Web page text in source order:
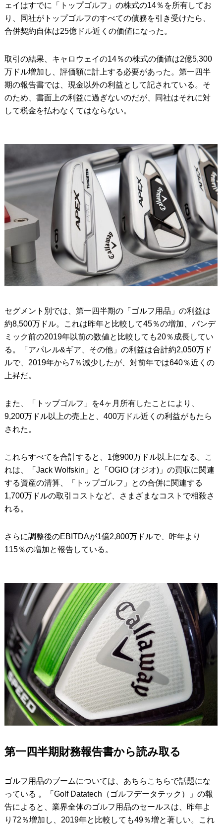
ェイはすでに「トップゴルフ」の株式の14％を所有してお
り、同社がトップゴルフのすべての債務を引き受けたら、
合併契約自体は25億ドル近くの価値になった。
取引の結果、キャロウェイの14％の株式の価値は2億5,300
万ドル増加し、評価額に計上する必要があった。第一四半
期の報告書では、現金以外の利益として記されている。そ
のため、書面上の利益に過ぎないのだが、同社はそれに対
して税金を払わなくてはならない。
セグメント別では、第一四半期の「ゴルフ用品」の利益は
約8,500万ドル。これは昨年と比較して45％の増加、パンデ
ミック前の2019年以前の数値と比較しても20％成長してい
る。「アパレル&ギア、その他」の利益は合計約2,050万ド
ルで、2019年から7％減少したが、対前年では640％近くの
上昇だ。
また、「トップゴルフ」を4ヶ月所有したことにより、
9,200万ドル以上の売上と、400万ドル近くの利益がもたら
された。
これらすべてを合計すると、1億900万ドル以上になる。こ
れは、「Jack Wolfskin」と「OGIO (オジオ)」の買収に関連
する資産の清算、「トップゴルフ」との合併に関連する
1,700万ドルの取引コストなど、さまざまなコストで相殺さ
れる。
さらに調整後のEBITDAが1億2,800万ドルで、昨年より
115％の増加と報告している。
第一四半期財務報告書から読み取る
ゴルフ用品のブームについては、あちらこちらで話題にな
っている 。「Golf Datatech（ゴルフデータテック）」の報
告によると、業界全体のゴルフ用品のセールスは、昨年よ
り72％増加し、2019年と比較しても49％増と著しい。これ